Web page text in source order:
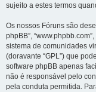
sujeito a estes termos
Os nossos Fóruns são
phpBB”,
sistema de comunidades
(doravante “GPL”) que
software phpBB apenas
não é responsável pelo
pela conduta permitida.